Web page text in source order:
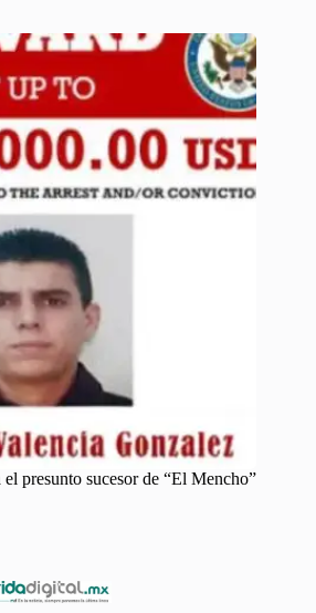
presunto sucesor de “El Mencho”